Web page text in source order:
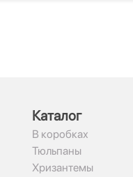
Каталог
В коробках
Тюльпаны
Хризантемы